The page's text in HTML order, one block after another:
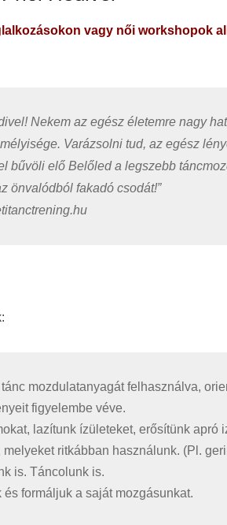
vagy női workshopok
Nekem az egész életemre nagy
Varázsolni tud, az egész
bűvöli elő Belőled a legszebb
önvalódból fakadó csodát!”
mozdulatanyagát felhasználva,
figyelembe véve.
lazítunk ízületeket, erősítünk apró
melyeket ritkábban használunk. (Pl.
is. Táncolunk is.
és formáljuk a saját mozgásunkat.